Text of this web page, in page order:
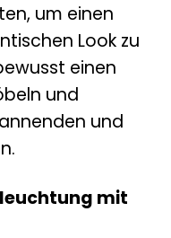
um einen
Look zu
einen
und
und
mit